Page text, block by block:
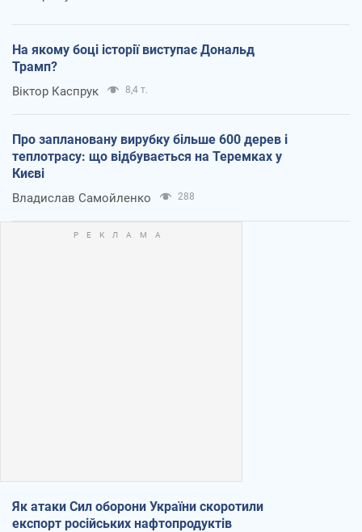
На якому боці історії виступає Дональд
Трамп?
Віктор Каспрук 8,4 т.
Про заплановану вирубку більше 600 дерев і
теплотрасу: що відбувається на Теремках у
Києві
Владислав Самойленко 288
Як атаки Сил оборони України скоротили
експорт російських нафтопродуктів